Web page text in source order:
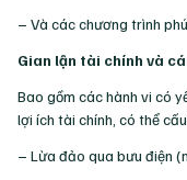
– Và các chương trình
Gian lận tài chính và
Bao gồm các hành vi có
lợi ích tài chính, có thể
– Lừa đảo qua bưu điện